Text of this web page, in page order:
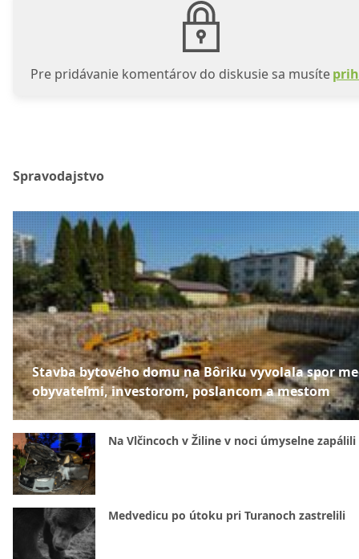
Pre pridávanie komentárov do diskusie sa musíte
Spravodajstvo
Stavba bytového domu na Bôriku vyvolala spor
obyvateľmi, investorom, poslancom a mestom
Na Vlčincoch v Žiline v noci úmyselne
Medvedicu po útoku pri Turanoch zastrelili